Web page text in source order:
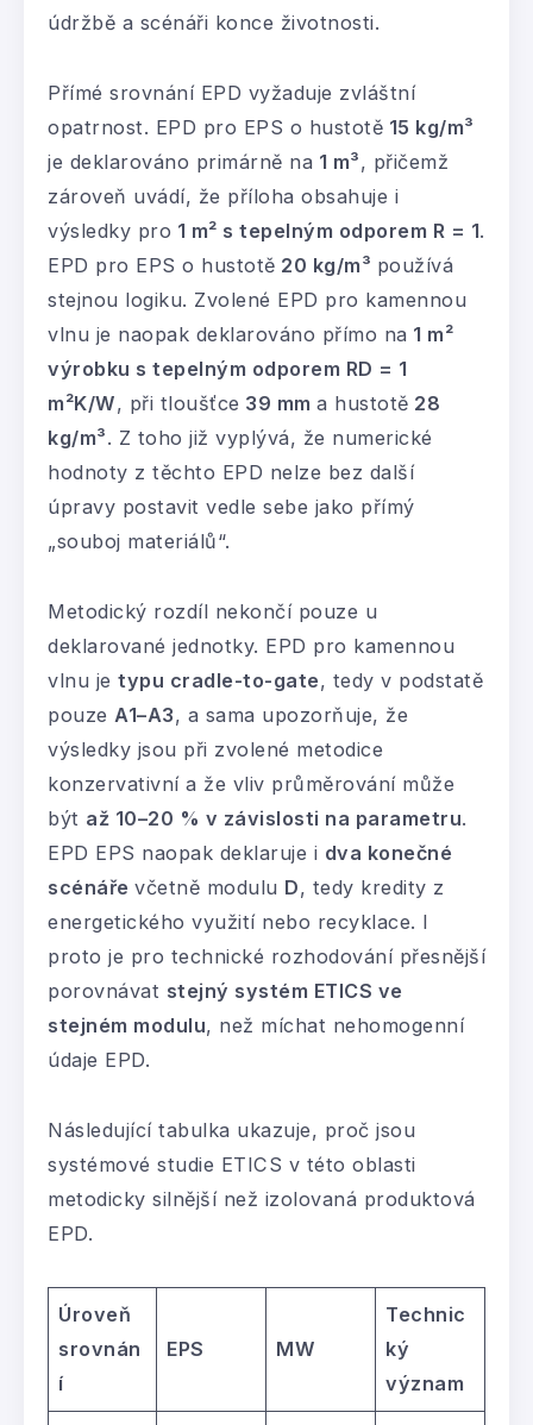
údržbě a scénáři konce životnosti.
Přímé srovnání EPD vyžaduje zvláštní
opatrnost. EPD pro EPS o hustotě 15 kg/m³
je deklarováno primárně na 1 m³, přičemž
zároveň uvádí, že příloha obsahuje i
výsledky pro 1 m² s tepelným odporem R = 1.
EPD pro EPS o hustotě 20 kg/m³ používá
stejnou logiku. Zvolené EPD pro kamennou
vlnu je naopak deklarováno přímo na 1 m²
výrobku s tepelným odporem RD = 1
m²K/W, při tloušťce 39 mm a hustotě 28
kg/m³. Z toho již vyplývá, že numerické
hodnoty z těchto EPD nelze bez další
úpravy postavit vedle sebe jako přímý
„souboj materiálů“.
Metodický rozdíl nekončí pouze u
deklarované jednotky. EPD pro kamennou
vlnu je typu cradle-to-gate, tedy v podstatě
pouze A1–A3, a sama upozorňuje, že
výsledky jsou při zvolené metodice
konzervativní a že vliv průměrování může
být až 10–20 % v závislosti na parametru.
EPD EPS naopak deklaruje i dva konečné
scénáře včetně modulu D, tedy kredity z
energetického využití nebo recyklace. I
proto je pro technické rozhodování přesnější
porovnávat stejný systém ETICS ve
stejném modulu, než míchat nehomogenní
údaje EPD.
Následující tabulka ukazuje, proč jsou
systémové studie ETICS v této oblasti
metodicky silnější než izolovaná produktová
EPD.
Úroveň
srovnán
í
EPS MW
Technic
ký
význam